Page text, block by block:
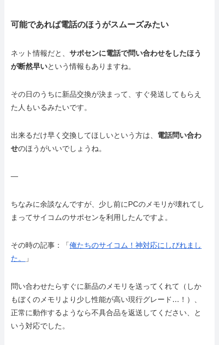
可能であれば電話のほうがスムーズみたい
ネット情報だと、サポセンに電話で問い合わせをしたほう
が断然早いという情報もありますね。
その日のうちに新品交換が決まって、すぐ発送してもらえ
た人もいるみたいです。
出来るだけ早く交換してほしいという方は、 電話問い合わ
せのほうがいいでしょうね。
—
ちなみに余談なんですが、少し前にPCのメモリが壊れてし
まってサイコムのサポセンを利用したんですよ。
その時の記事：「俺たちのサイコム！神対応にしびれまし
た。
」
問い合わせたらすぐに新品のメモリを送ってくれて（しか
もぼくのメモリより少し性能が高い現行グレード…！）、
正常に動作するようなら不具合品を返送してください、と
いう対応でした。